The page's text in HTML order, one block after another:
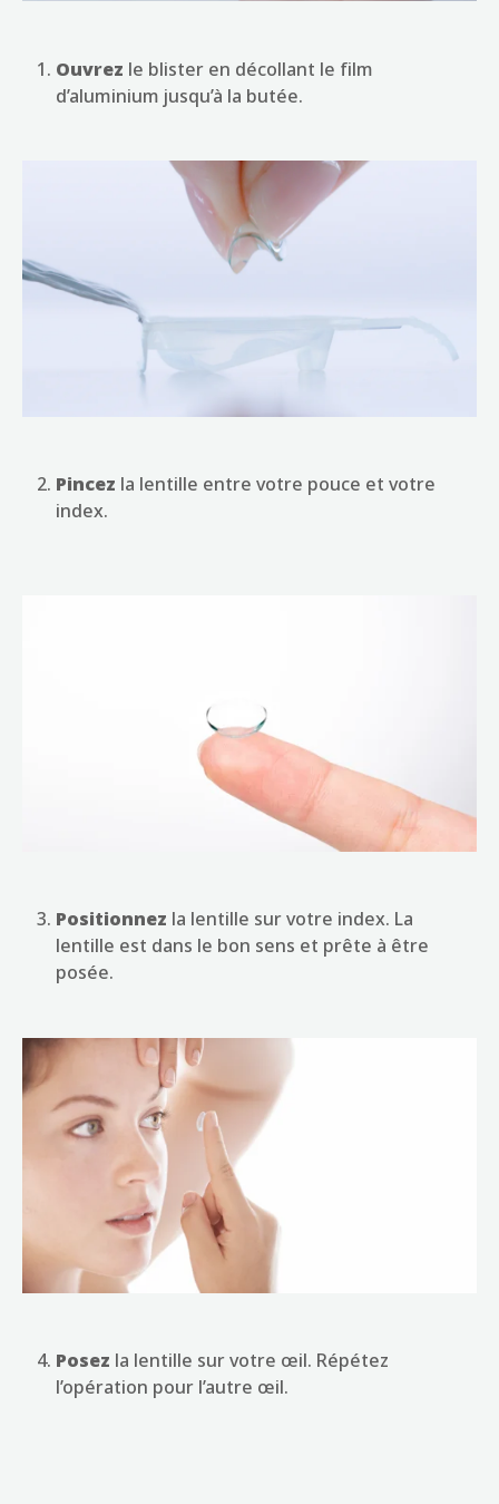
Ouvrez le blister en décollant le film
d’aluminium jusqu’à la butée.
Pincez la lentille entre votre pouce et votre
index.
Positionnez la lentille sur votre index. La
lentille est dans le bon sens et prête à être
posée.
Posez la lentille sur votre œil. Répétez
l’opération pour l’autre œil.